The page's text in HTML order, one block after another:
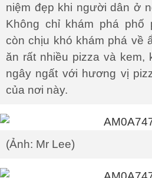
niệm đẹp khi người dân ở
Không chỉ khám phá phố
còn chịu khó khám phá về
ăn rất nhiều pizza và kem,
ngây ngất với hương vị
của nơi này.
(Ảnh: Mr Lee)